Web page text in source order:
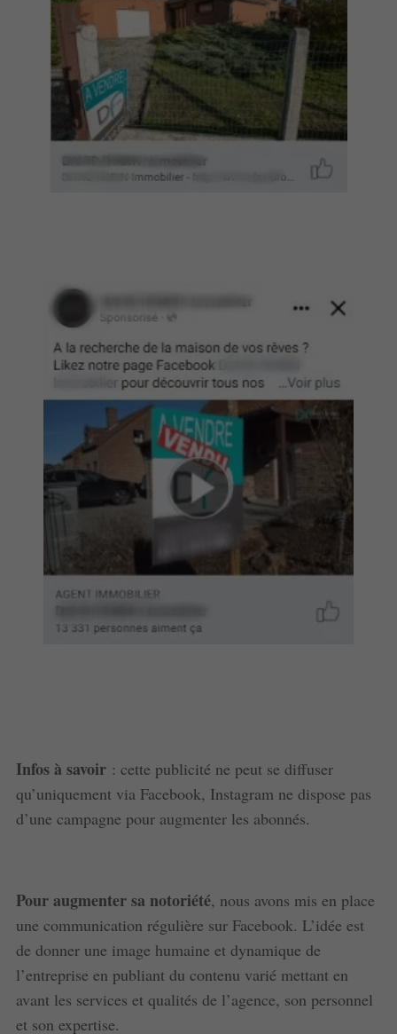
Infos à savoir: cette publicité ne peut se diffuser
qu’uniquement via Facebook, Instagram ne dispose pas
d’une campagne pour augmenter les abonnés.
Pour augmenter sa notoriété, nous avons mis en place
une communication régulière sur Facebook. L’idée est
de donner une image humaine et dynamique de
l’entreprise en publiant du contenu varié mettant en
avant les services et qualités de l’agence, son personnel
et son expertise.